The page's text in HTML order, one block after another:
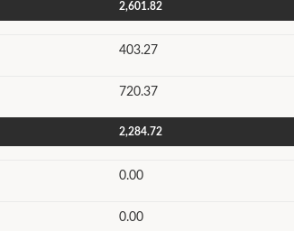
2,601.82
403.27
720.37
2,284.72
0.00
0.00